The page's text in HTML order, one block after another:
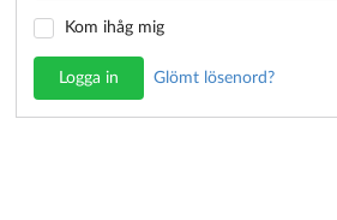
Kom ihåg mig
Logga in Glömt lösenord?